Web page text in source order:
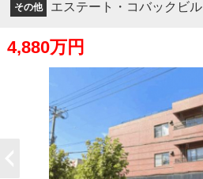
その他 エステート・コバックビル
4,880万円